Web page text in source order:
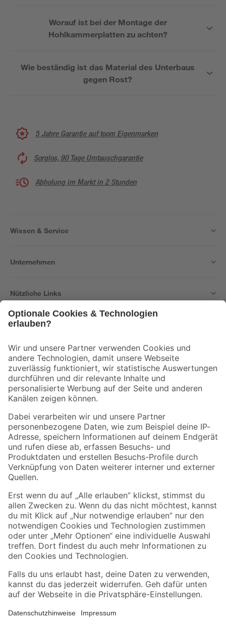
Worauf ist bei der Montage der
Hohlkammerplatten zu achten?
Wie beständig ist das Material des Unterbaus
gegen Rost?
5 Jahre Garantie auf toom Eigenmarken
Sorglos, 90 Tage Umtauschgarantie
Abholung im Markt in 2 Stunden
Wissen & Service
Unternehmen
Nützliche Links
Der toom Newsletter: Keine Angebote und Aktionen mehr verpassen!
Zur Newsletter Anmeldung
Folge uns
Zahlungsarten Versandarten
Sicher einkaufen
Jetzt die toom-App herunterladen
Alle Preisangaben in EUR inkl. gesetzl. MwSt.. Die dargestellten Angebote sind unter
Umständen nicht in allen Märkten verfügbar. Die angegebenen Verfügbarkeiten beziehen
Produkte nur solange der Vorrat reicht.
*Paketversand ab 59 € versandkostenfrei, gilt nicht für Artikel mit Speditionsversand, hier